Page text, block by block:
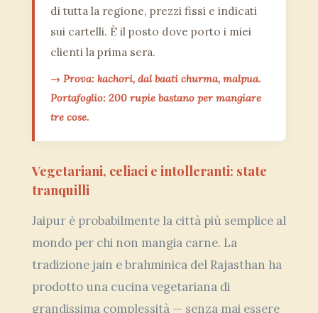
di tutta la regione, prezzi fissi e indicati
sui cartelli. È il posto dove porto i miei
clienti la prima sera.
→ Prova: kachori, dal baati churma, malpua.
Portafoglio: 200 rupie bastano per mangiare
tre cose.
Vegetariani, celiaci e intolleranti: state
tranquilli
Jaipur è probabilmente la città più semplice al
mondo per chi non mangia carne. La
tradizione jain e brahminica del Rajasthan ha
prodotto una cucina vegetariana di
grandissima complessità — senza mai essere